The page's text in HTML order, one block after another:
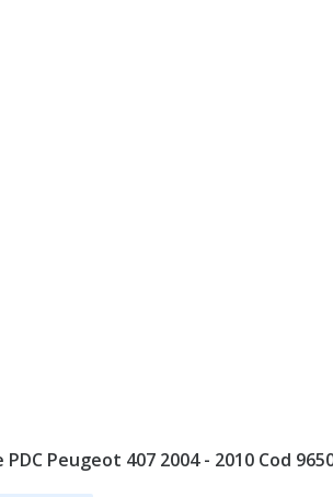
Peugeot 407 2004 - 2010 Cod